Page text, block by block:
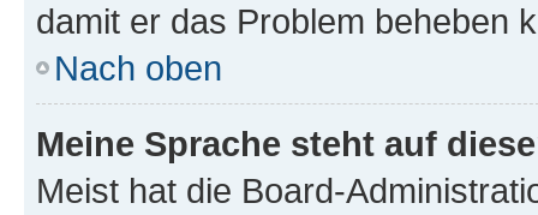
damit er das Problem beheben
Nach oben
Meine Sprache steht auf
Meist hat die Board-